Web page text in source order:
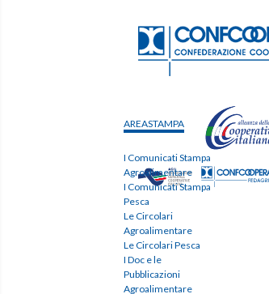
AREASTAMPA
I Comunicati Stampa
Agroalimentare
I Comunicati Stampa
Pesca
Le Circolari
Agroalimentare
Le Circolari Pesca
I Doc e le
Pubblicazioni
Agroalimentare